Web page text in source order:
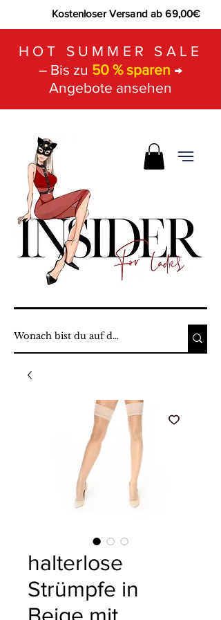
Kostenloser Versand ab 69,00€
HOT SUMMER SALE
– Bis zu 50 % sparen →
Angebote ansehen
halterlose
Strümpfe in
Beige mit